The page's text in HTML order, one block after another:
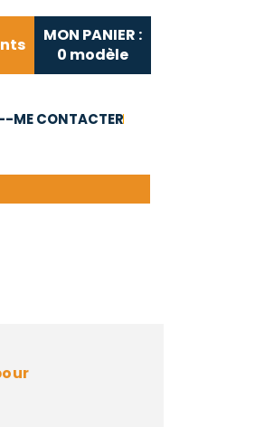
MON PANIER :
0 modèle
ME CONTACTER